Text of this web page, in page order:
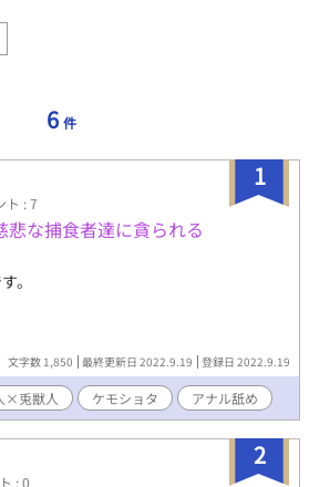
6 件
1
ト : 7
な捕食者達に貪られる
。
文字数 1,850 最終更新日 2022.9.19 登録日 2022.9.19
×兎獣人 ケモショタ アナル舐め
2
: 0